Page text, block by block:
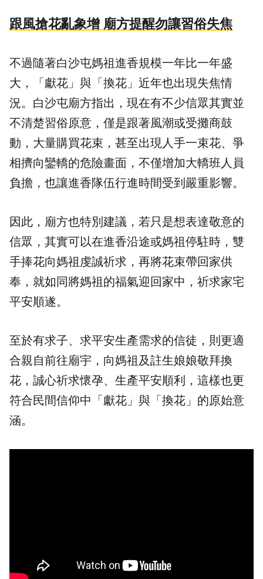
跟風搶花亂象增 廟方提醒勿讓習俗失焦
不過隨著白沙屯媽祖進香規模一年比一年盛
大，「獻花」與「換花」近年也出現失焦情
況。白沙屯廟方指出，現在有不少信眾其實並
不清楚習俗原意，僅是跟著風潮或受攤商鼓
動，大量購買花束，甚至出現人手一束花、爭
相擠向鑾轎的危險畫面，不僅增加大轎班人員
負擔，也讓進香隊伍行進時間受到嚴重影響。
因此，廟方也特別建議，若只是想表達敬意的
信眾，其實可以在進香沿途或媽祖停駐時，雙
手捧花向媽祖虔誠祈求，再將花束帶回家供
奉，就如同將媽祖的福氣迎回家中，祈求家宅
平安順遂。
至於有求子、求平安生產需求的信徒，則更適
合親自前往廟宇，向媽祖及註生娘娘敬拜換
花，誠心祈求懷孕、生產平安順利，這樣也更
符合民間信仰中「獻花」與「換花」的原始意
涵。